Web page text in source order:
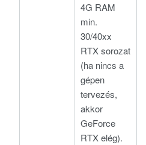
4G RAM
min.
30/40xx
RTX sorozat
(ha nincs a
gépen
tervezés,
akkor
GeForce
RTX elég).